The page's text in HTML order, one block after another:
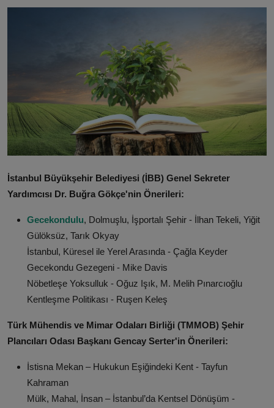
ŞİRKETLER
İstanbul Büyükşehir Belediyesi (İBB) Genel Sekreter
Yardımcısı Dr. Buğra Gökçe'nin Önerileri:
Gecekondulu, Dolmuşlu, İşportalı Şehir - İlhan Tekeli, Yiğit
Gülöksüz, Tarık Okyay
İstanbul, Küresel ile Yerel Arasında - Çağla Keyder
Gecekondu Gezegeni - Mike Davis
Nöbetleşe Yoksulluk - Oğuz Işık, M. Melih Pınarcıoğlu
Kentleşme Politikası - Ruşen Keleş
Türk Mühendis ve Mimar Odaları Birliği (TMMOB) Şehir
Plancıları Odası Başkanı Gencay Serter'in Önerileri:
İstisna Mekan – Hukukun Eşiğindeki Kent - Tayfun
Kahraman
Mülk, Mahal, İnsan – İstanbul’da Kentsel Dönüşüm -